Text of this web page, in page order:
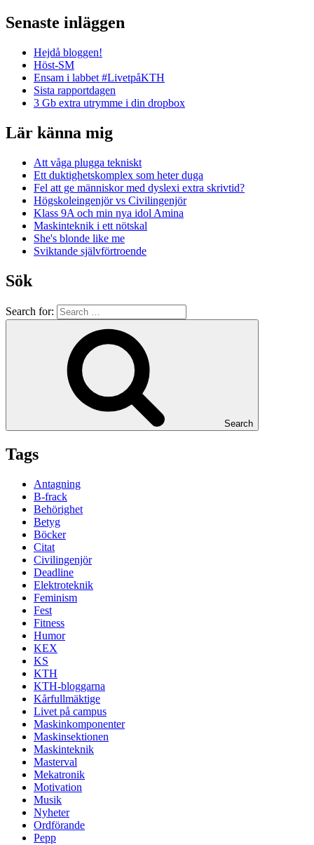
Senaste inläggen
Hejdå bloggen!
Höst-SM
Ensam i labbet #LivetpåKTH
Sista rapportdagen
3 Gb extra utrymme i din dropbox
Lär känna mig
Att våga plugga tekniskt
Ett duktighetskomplex som heter duga
Fel att ge människor med dyslexi extra skrivtid?
Högskoleingenjör vs Civilingenjör
Klass 9A och min nya idol Amina
Maskinteknik i ett nötskal
She's blonde like me
Sviktande självförtroende
Sök
Search for:
Search
Tags
Antagning
B-frack
Behörighet
Betyg
Böcker
Citat
Civilingenjör
Deadline
Elektroteknik
Feminism
Fest
Fitness
Humor
KEX
KS
KTH
KTH-bloggarna
Kårfullmäktige
Livet på campus
Maskinkomponenter
Maskinsektionen
Maskinteknik
Masterval
Mekatronik
Motivation
Musik
Nyheter
Ordförande
Pepp